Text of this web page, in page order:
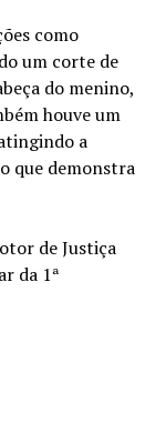
como
um corte de
do menino,
houve um
a
que demonstra
de Justiça
da 1ª